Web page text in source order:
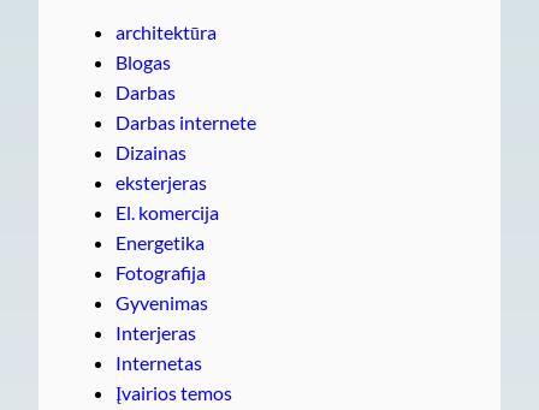
architektūra
Blogas
Darbas
Darbas internete
Dizainas
eksterjeras
El. komercija
Energetika
Fotografija
Gyvenimas
Interjeras
Internetas
Įvairios temos